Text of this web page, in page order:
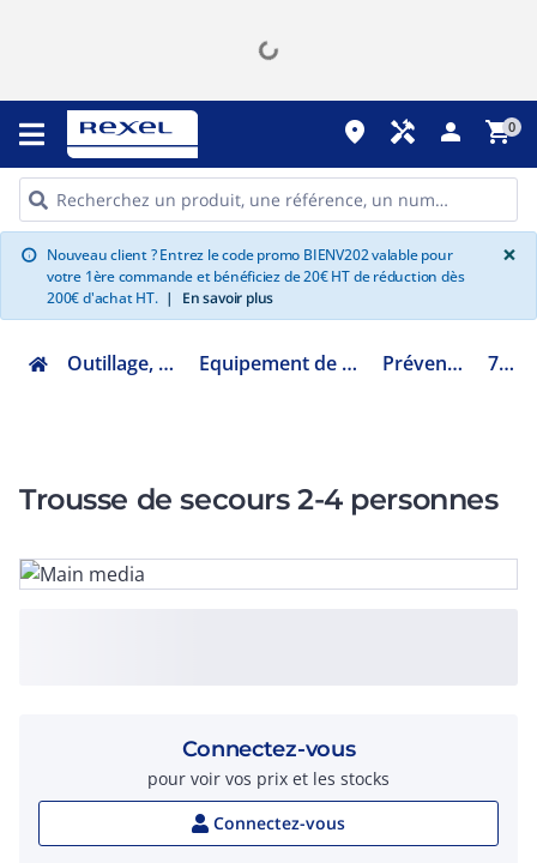
place handyman person shopping_cart0
info Nouveau client ? Entrez le code promo BIENV202 valable pour
votre 1ère commande et bénéficiez de 20€ HT de réduction dès
200€ d'achat HT. | En savoir plus
×
Outillage, mesure et fixation Equipement de protection et de sécurité Prévention et sécurité 771024
Trousse de secours 2-4 personnes
Connectez-vous
pour voir vos prix et les stocks
Connectez-vous